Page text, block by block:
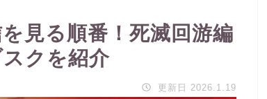
見る順番！死滅回游編
クを紹介
更新日 2026.1.19